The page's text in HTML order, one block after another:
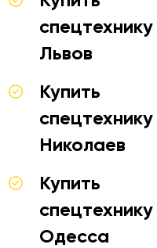
спецтехнику
Львов
Купить
спецтехнику
Николаев
Купить
спецтехнику
Одесса